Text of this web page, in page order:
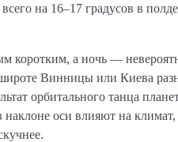
на 16–17 градусов в
коротким, а ночь —
Винницы или Киева
орбитального танца
оси влияют на